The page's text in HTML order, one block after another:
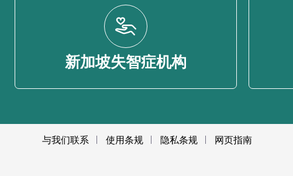
新加坡失智症机构
与我们联系 使用条规 隐私条规 网页指南